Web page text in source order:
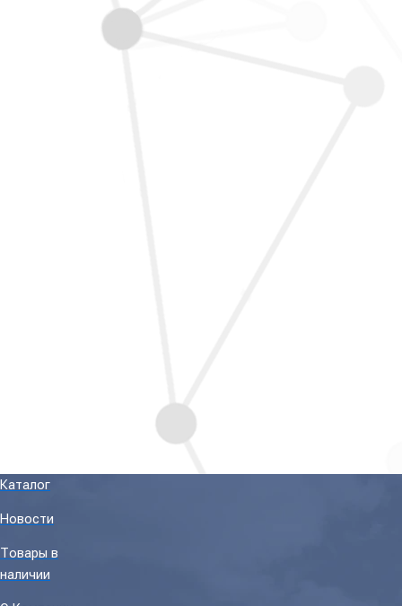
Каталог
Новости
Товары в
наличии